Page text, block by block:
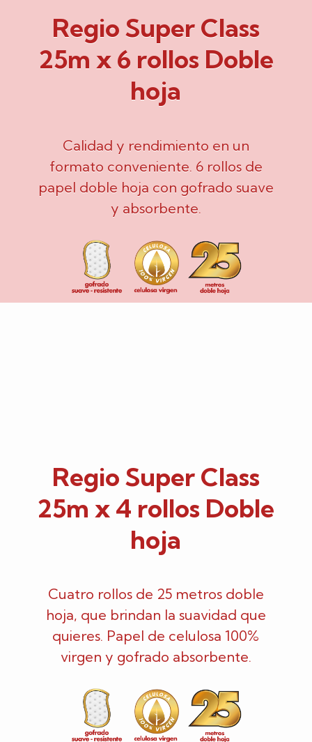
Regio Super Class
25m x 6 rollos Doble
hoja
Calidad y rendimiento en un
formato conveniente. 6 rollos de
papel doble hoja con gofrado suave
y absorbente.
Regio Super Class
25m x 4 rollos Doble
hoja
Cuatro rollos de 25 metros doble
hoja, que brindan la suavidad que
quieres. Papel de celulosa 100%
virgen y gofrado absorbente.